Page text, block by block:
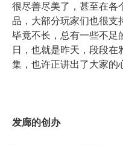
很尽善尽美了，甚至在各
品，大部分玩家们也很支
毕竟不长，总有一些不足
日，也就是昨天，段段在
集，也许正讲出了大家的
发廊的创办